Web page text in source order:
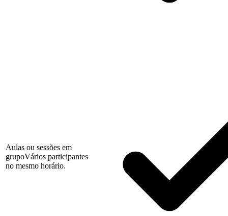
Aulas ou sessões em
grupoVários participantes
no mesmo horário.